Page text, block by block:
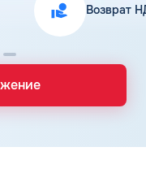
Возврат